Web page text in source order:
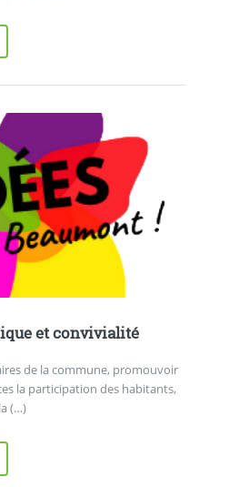
et convivialité
de la commune, promouvoir
la participation des habitants,
(…)